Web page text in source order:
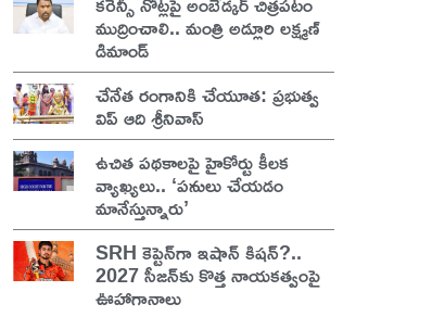
ముద్రించాలి.. మంత్రి అడ్లూరి లక్ష్మణ్
డిమాండ్
చేనేత రంగానికి చేయూత: ప్రభుత్వ
విప్ ఆది శ్రీనివాస్
ఉచిత పథకాలపై హైకోర్టు కీలక
వ్యాఖ్యలు.. ‘పనులు చేయడం
మానేస్తున్నారు’
SRH కెప్టెన్‌గా ఇషాన్ కిషన్?..
2027 సీజన్‌కు కొత్త నాయకత్వంపై
ఊహాగానాలు